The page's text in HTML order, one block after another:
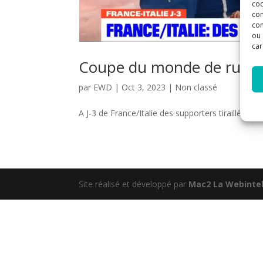
ou
Coupe du monde de
par EWD | Oct 3, 2023 | Non classé
A J-3 de France/Italie des supporters tiraillés à
Site réalisé et développé par Mac2 La